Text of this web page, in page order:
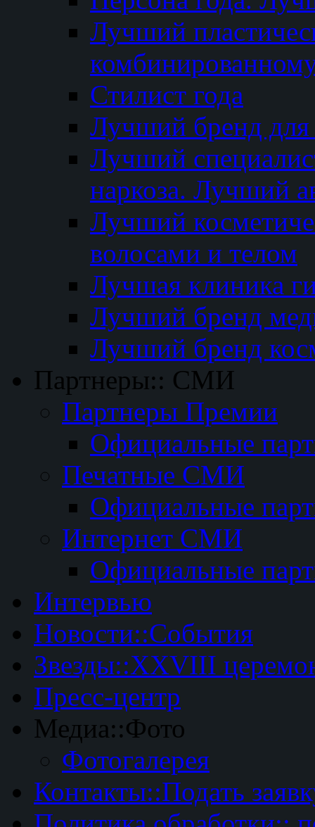
Лучший
Стилист года
Лучший бренд
Лучший
наркоза. Лучший
Лучший
волосами и телом
Лучшая клиника
Лучший бренд
Лучший бренд
Партнеры:: СМИ
Партнеры Премии
Официальные
Печатные СМИ
Официальные
Интернет СМИ
Официальные
Интервью
Новости::События
Звезды::XXVIII
Пресс-центр
Медиа::Фото
Фотогалерея
Контакты::Подать